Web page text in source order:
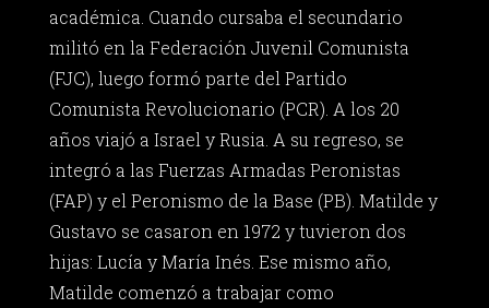
académica. Cuando cursaba el secundario
militó en la Federación Juvenil Comunista
(FJC), luego formó parte del Partido
Comunista Revolucionario (PCR). A los 20
años viajó a Israel y Rusia. A su regreso, se
integró a las Fuerzas Armadas Peronistas
(FAP) y el Peronismo de la Base (PB). Matilde y
Gustavo se casaron en 1972 y tuvieron dos
hijas: Lucía y María Inés. Ese mismo año,
Matilde comenzó a trabajar como